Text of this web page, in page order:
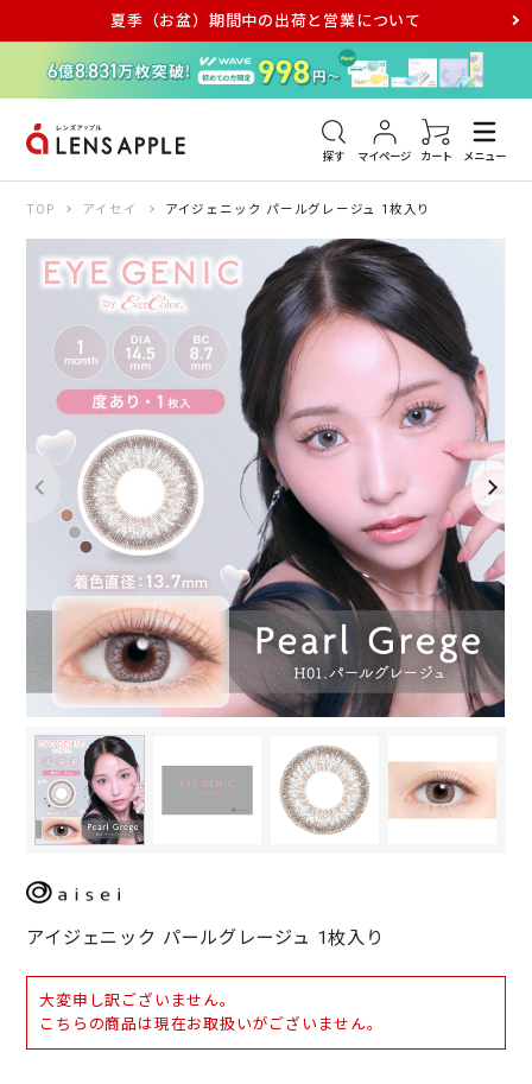
夏季（お盆）期間中の出荷と営業について
探す マイページ カート メニュー
アキュビュー メダリスト メガネ
TOP アイセイ アイジェニック パールグレージュ 1枚入り
アイジェニック パールグレージュ 1枚入り
大変申し訳ございません。
こちらの商品は現在お取扱いがございません。